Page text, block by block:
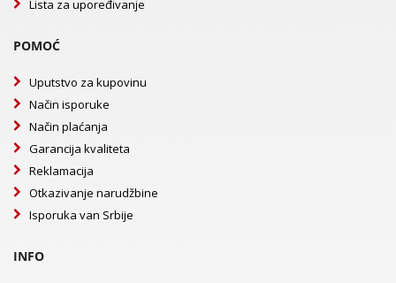
Lista za upoređivanje
POMOĆ
Uputstvo za kupovinu
Način isporuke
Način plaćanja
Garancija kvaliteta
Reklamacija
Otkazivanje narudžbine
Isporuka van Srbije
INFO